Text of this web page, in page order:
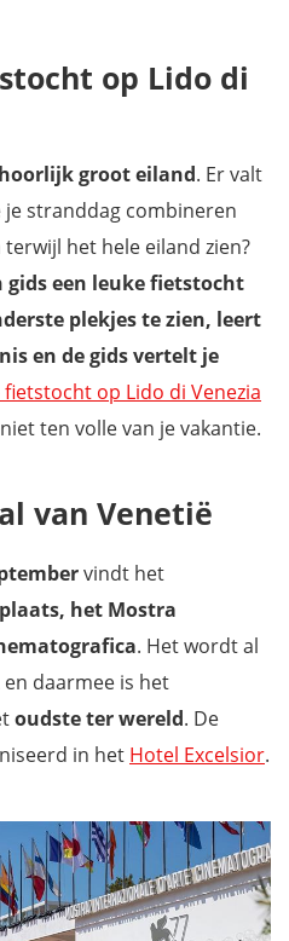
op Lido di
groot eiland. Er valt
je stranddag combineren
het hele eiland zien?
gids een leuke fietstocht
plekjes te zien, leert
en de gids vertelt je
fietstocht op Lido di Venezia
ten volle van je vakantie.
van Venetië
vindt het
het Mostra
. Het wordt al
daarmee is het
oudste ter wereld. De
in het Hotel Excelsior.